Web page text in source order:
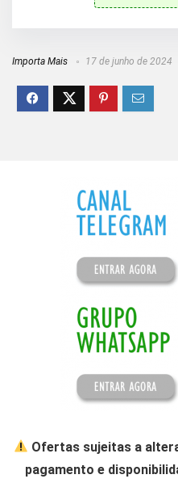
Importa Mais 17 de junho de 2024
Ofertas sujeitas a
pagamento e